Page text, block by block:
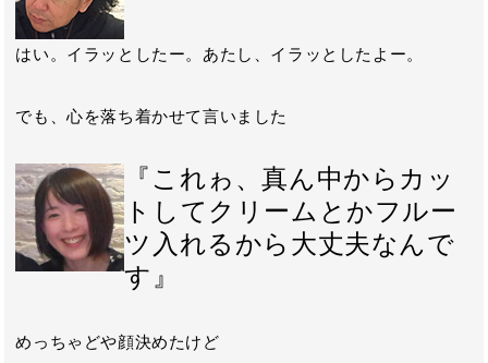
はい。イラッとしたー。あたし、イラッとしたよー。
でも、心を落ち着かせて言いました
『これゎ、真ん中からカッ
トしてクリームとかフルー
ツ入れるから大丈夫なんで
す』
めっちゃどや顔決めたけど